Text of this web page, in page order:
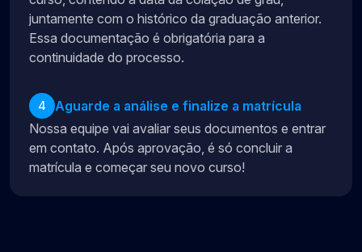
juntamente com o histórico da graduação anterior.
Essa documentação é obrigatória para a
continuidade do processo.
4
Aguarde a análise e finalize a matrícula
Nossa equipe vai avaliar seus documentos e entrar
em contato. Após aprovação, é só concluir a
matrícula e começar seu novo curso!